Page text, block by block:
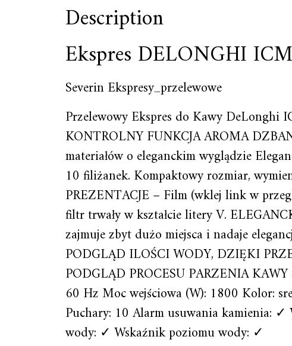
Description
Ekspres DELONGHI
Severin Ekspresy_przelewowe
Przelewowy Ekspres do Kawy
KONTROLNY FUNKCJA AROMA
materiałów o eleganckim wyglądzie
10 filiżanek. Kompaktowy rozmiar,
PREZENTACJE – Film (wklej link w
filtr trwały w kształcie litery V.
zajmuje zbyt dużo miejsca i nadaje
PODGLĄD ILOŚCI WODY, DZIĘKI
PODGLĄD PROCESU PARZENIA
60 Hz Moc wejściowa (W): 1800 Kolor:
Puchary: 10 Alarm usuwania kamienia:
wody: ✓ Wskaźnik poziomu wody: ✓